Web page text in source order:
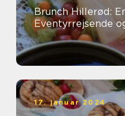
Brunch Hillerød:
Eventyrrejsende
17. januar 2024